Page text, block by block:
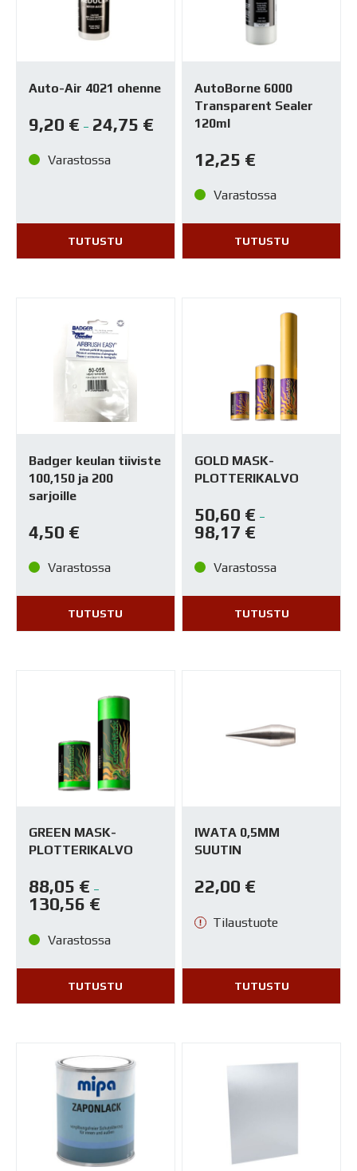
Auto-Air 4021 ohenne
9,20 € – 24,75 €
Varastossa
TUTUSTU
AutoBorne 6000
Transparent Sealer
120ml
12,25 €
Varastossa
TUTUSTU
Badger keulan tiiviste
100,150 ja 200
sarjoille
4,50 €
Varastossa
TUTUSTU
GOLD MASK-
PLOTTERIKALVO
50,60 € –
98,17 €
Varastossa
TUTUSTU
GREEN MASK-
PLOTTERIKALVO
88,05 € –
130,56 €
Varastossa
TUTUSTU
IWATA 0,5MM
SUUTIN
22,00 €
Tilaustuote
TUTUSTU